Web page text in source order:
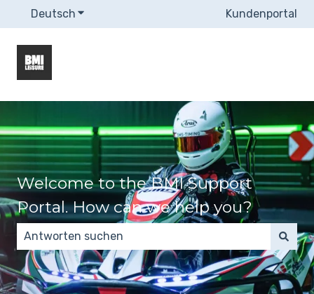
Deutsch Untermenü für Übersetzungen anzeigen
Kundenportal
Welcome to the BMI Support
Portal. How can we help you?
Es gibt keine Vorschläge, da das Suchfeld leer ist.